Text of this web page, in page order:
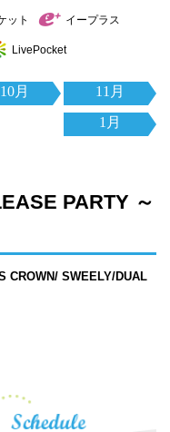
ット イープラス
LivePocket
10月
11月
1月
PARTY ～
CROWN/ SWEELY/DUAL